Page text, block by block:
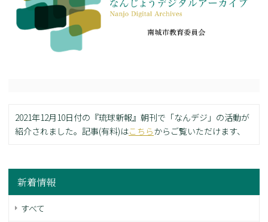
2021年12月10日付の『琉球新報』朝刊で「なんデジ」の活動が
紹介されました。記事(有料)はこちらからご覧いただけます、
新着情報
すべて